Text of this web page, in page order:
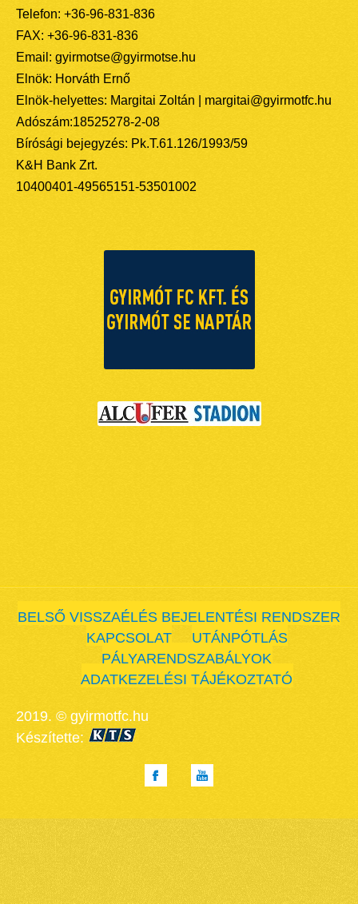
Telefon: +36-96-831-836
FAX: +36-96-831-836
Email: gyirmotse@gyirmotse.hu
Elnök: Horváth Ernő
Elnök-helyettes: Margitai Zoltán | margitai@gyirmotfc.hu
Adószám:18525278-2-08
Bírósági bejegyzés: Pk.T.61.126/1993/59
K&H Bank Zrt.
10400401-49565151-53501002
BELSŐ VISSZAÉLÉS BEJELENTÉSI RENDSZER
KAPCSOLAT
UTÁNPÓTLÁS
PÁLYARENDSZABÁLYOK
ADATKEZELÉSI TÁJÉKOZTATÓ
2019. © gyirmotfc.hu
Készítette: